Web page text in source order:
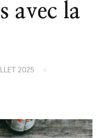
avec la
2025